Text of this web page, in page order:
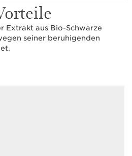
Extrakt aus Bio-Schwarze
seiner beruhigenden